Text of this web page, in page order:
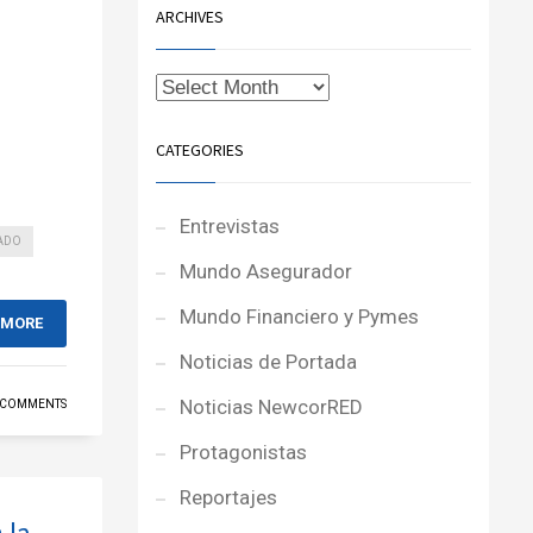
ARCHIVES
CATEGORIES
Entrevistas
Mundo Asegurador
Mundo Financiero y Pymes
Noticias de Portada
Noticias NewcorRED
Protagonistas
Reportajes